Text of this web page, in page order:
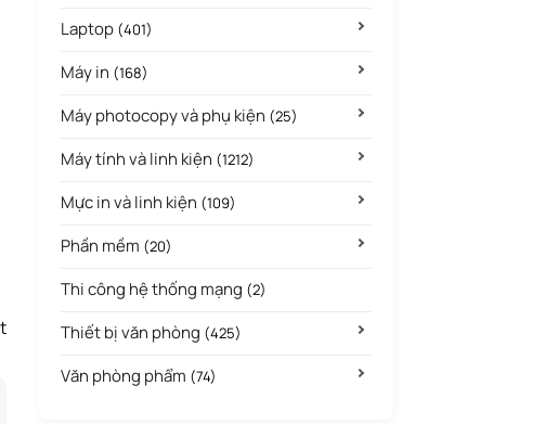
Laptop (401)
Máy in (168)
Máy photocopy và phụ kiện (25)
Máy tính và linh kiện (1212)
Mực in và linh kiện (109)
Phần mềm (20)
Thi công hệ thống mạng (2)
Thiết bị văn phòng (425)
Văn phòng phẩm (74)